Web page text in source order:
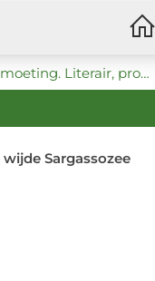
Een huis voor boeken, cultuur en ontmoeting. Literair, progressief en coöperatief.
wijde Sargassozee